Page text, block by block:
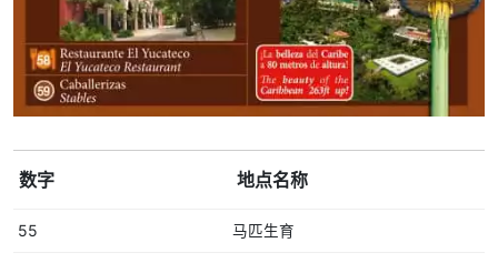
数字 地点名称
55 马匹生育